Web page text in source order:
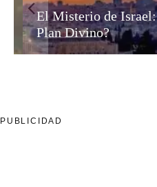
El Misterio de Israel:
Plan Divino?
PUBLICIDAD